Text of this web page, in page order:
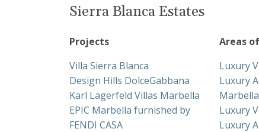
Sierra Blanca Estates
Projects
Villa Sierra Blanca
Design Hills DolceGabbana
Karl Lagerfeld Villas Marbella
EPIC Marbella furnished by
FENDI CASA
Areas
Luxury
Luxury
Marbella
Luxury
Luxury